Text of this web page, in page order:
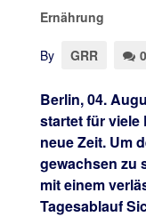
Ernährung
By GRR 0
Berlin, 04.
startet für viele
neue Zeit. Um
gewachsen zu
mit einem
Tagesablauf